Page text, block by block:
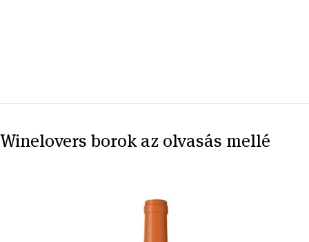
Winelovers borok az olvasás mellé